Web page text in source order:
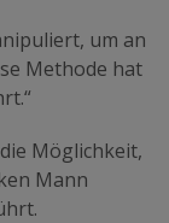
um an
Methode hat
Möglichkeit,
Mann